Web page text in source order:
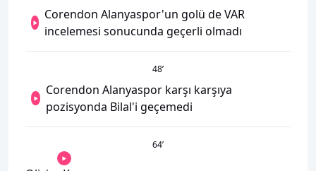
Corendon Alanyaspor'un golü de VAR
incelemesi sonucunda geçerli olmadı
48’
Corendon Alanyaspor karşı karşıya
pozisyonda Bilal'i geçemedi
64’